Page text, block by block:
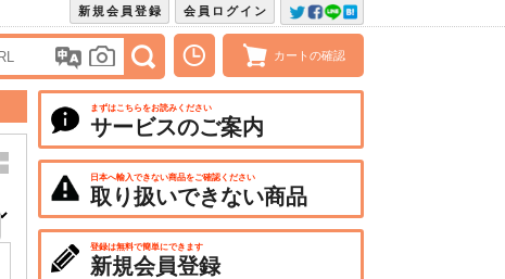
会員ログイン
新規会員登録
カートの確認
まずはこちらをお読みください
サービスのご案内
日本へ輸入できない商品をご確認ください
取り扱いできない商品
登録は無料で簡単にできます
新規会員登録